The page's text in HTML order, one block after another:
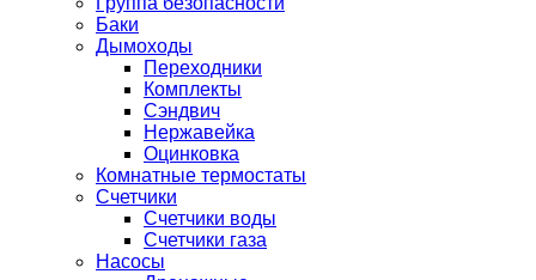
Баки
Дымоходы
Переходники
Комплекты
Сэндвич
Нержавейка
Оцинковка
Комнатные термостаты
Счетчики
Счетчики воды
Счетчики газа
Насосы